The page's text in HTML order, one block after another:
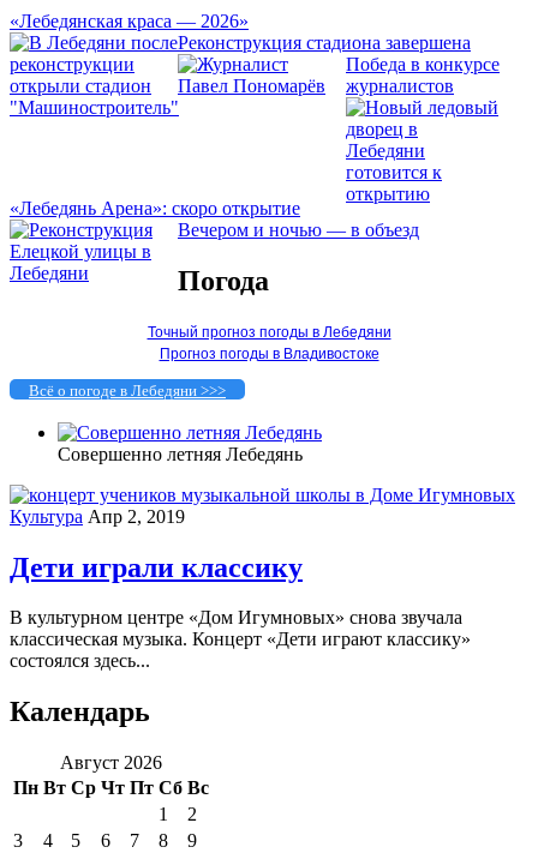
«Лебедянская краса — 2026»
Реконструкция стадиона завершена
Победа в конкурсе
журналистов
«Лебедянь Арена»: скоро открытие
Вечером и ночью — в объезд
Погода
Точный прогноз погоды в Лебедяни
Прогноз погоды в Владивостоке
Всё о погоде в Лебедяни >>>
Совершенно летняя Лебедянь
Культура Апр 2, 2019
Дети играли классику
В культурном центре «Дом Игумновых» снова звучала
классическая музыка. Концерт «Дети играют классику»
состоялся здесь...
Календарь
Август 2026
Пн Вт Ср Чт Пт Сб Вс
1
2
3
4 5 6 7 8
9